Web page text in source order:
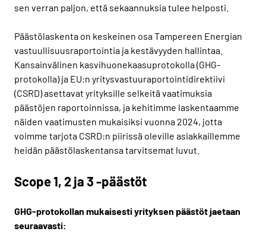
sen verran paljon, että sekaannuksia tulee helposti.
Päästölaskenta on keskeinen osa Tampereen Energian
vastuullisuusraportointia ja kestävyyden hallintaa.
Kansainvälinen kasvihuonekaasuprotokolla (GHG-
protokolla) ja EU:n yritysvastuuraportointidirektiivi
(CSRD) asettavat yrityksille selkeitä vaatimuksia
päästöjen raportoinnissa, ja kehitimme laskentaamme
näiden vaatimusten mukaisiksi vuonna 2024, jotta
voimme tarjota CSRD:n piirissä oleville asiakkaillemme
heidän päästölaskentansa tarvitsemat luvut.
Scope 1, 2 ja 3 -päästöt
GHG-protokollan mukaisesti yrityksen päästöt jaetaan
seuraavasti: